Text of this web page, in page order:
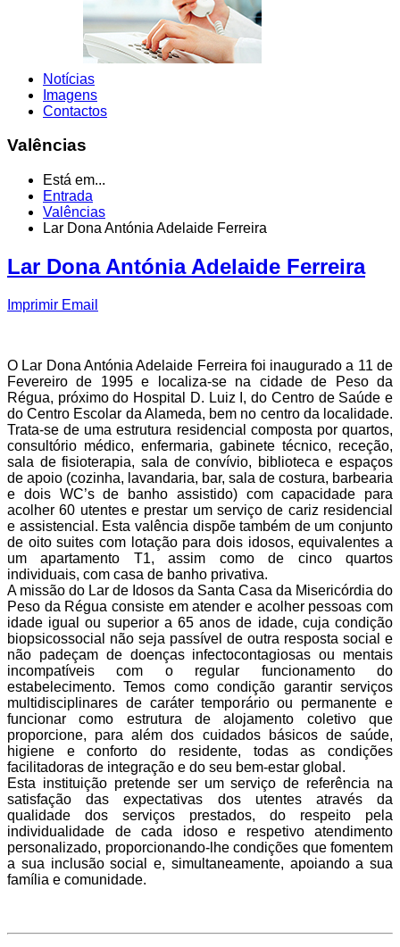
Notícias
Imagens
Contactos
Valências
Está em...
Entrada
Valências
Lar Dona Antónia Adelaide Ferreira
Lar Dona Antónia Adelaide Ferreira
Imprimir Email
O Lar Dona Antónia Adelaide Ferreira foi inaugurado a 11 de
Fevereiro de 1995 e localiza-se na cidade de Peso da
Régua, próximo do Hospital D. Luiz I, do Centro de Saúde e
do Centro Escolar da Alameda, bem no centro da localidade.
Trata-se de uma estrutura residencial composta por quartos,
consultório médico, enfermaria, gabinete técnico, receção,
sala de fisioterapia, sala de convívio, biblioteca e espaços
de apoio (cozinha, lavandaria, bar, sala de costura, barbearia
e dois WC’s de banho assistido) com capacidade para
acolher 60 utentes e prestar um serviço de cariz residencial
e assistencial. Esta valência dispõe também de um conjunto
de oito suites com lotação para dois idosos, equivalentes a
um apartamento T1, assim como de cinco quartos
individuais, com casa de banho privativa.
A missão do Lar de Idosos da Santa Casa da Misericórdia do
Peso da Régua consiste em atender e acolher pessoas com
idade igual ou superior a 65 anos de idade, cuja condição
biopsicossocial não seja passível de outra resposta social e
não padeçam de doenças infectocontagiosas ou mentais
incompatíveis com o regular funcionamento do
estabelecimento. Temos como condição garantir serviços
multidisciplinares de caráter temporário ou permanente e
funcionar como estrutura de alojamento coletivo que
proporcione, para além dos cuidados básicos de saúde,
higiene e conforto do residente, todas as condições
facilitadoras de integração e do seu bem-estar global.
Esta instituição pretende ser um serviço de referência na
satisfação das expectativas dos utentes através da
qualidade dos serviços prestados, do respeito pela
individualidade de cada idoso e respetivo atendimento
personalizado, proporcionando-lhe condições que fomentem
a sua inclusão social e, simultaneamente, apoiando a sua
família e comunidade.